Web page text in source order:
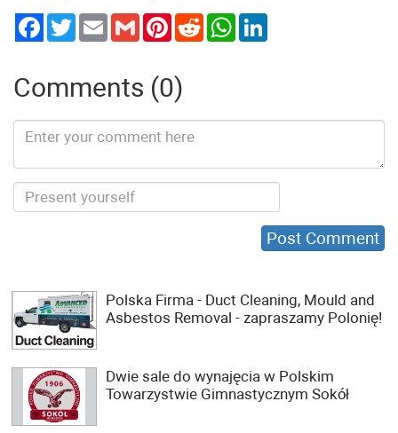
TwitterEmail Gmail PinterestReddit WhatsApp
Comments (0)
Polska Firma - Duct Cleaning, Mould and
Asbestos Removal - zapraszamy Polonię!
Dwie sale do wynajęcia w Polskim
Towarzystwie Gimnastycznym Sokół